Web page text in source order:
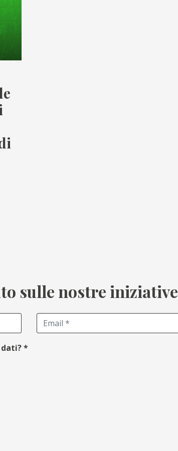
sulle nostre iniziative
*